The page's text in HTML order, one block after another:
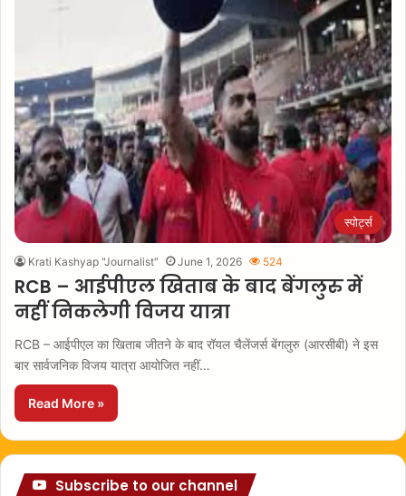
स्पोर्ट्स
Krati Kashyap "Journalist" June 1, 2026 524
RCB – आईपीएल खिताब के बाद बेंगलुरु में
नहीं निकलेगी विजय यात्रा
RCB – आईपीएल का खिताब जीतने के बाद रॉयल चैलेंजर्स बेंगलुरु (आरसीबी) ने इस
बार सार्वजनिक विजय यात्रा आयोजित नहीं…
Read More »
Subscribe to our channel